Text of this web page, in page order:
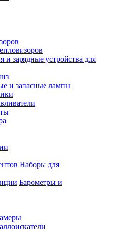
и зарядные устройства для
и запасные лампы
Наборы для
Барометры и